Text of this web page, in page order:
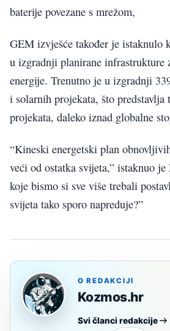
baterije povezane s mrežom,
GEM izvješće također je istaknulo
u izgradnji planirane infrastrukture
energije. Trenutno je u izgradnji
i solarnih projekata, što predstavlja
projekata, daleko iznad globalne
“Kineski energetski plan
veći od ostatka svijeta,” istaknuo
koje bismo si sve više trebali
svijeta tako sporo napreduje?”
O REDAKCIJI
Kozmos.hr
Svi članci redakcije